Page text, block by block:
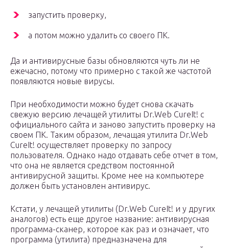
запустить проверку,
а потом можно удалить со своего ПК.
Да и антивирусные базы обновляются чуть ли не
ежечасно, потому что примерно с такой же частотой
появляются новые вирусы.
При необходимости можно будет снова скачать
свежую версию лечащей утилиты Dr.Web CureIt! с
официального сайта и заново запустить проверку на
своем ПК. Таким образом, лечащая утилита Dr.Web
CureIt! осуществляет проверку по запросу
пользователя. Однако надо отдавать себе отчет в том,
что она не является средством постоянной
антивирусной защиты. Кроме нее на компьютере
должен быть установлен антивирус.
Кстати, у лечащей утилиты (Dr.Web CureIt! и у других
аналогов) есть еще другое название: антивирусная
программа-сканер, которое как раз и означает, что
программа (утилита) предназначена для